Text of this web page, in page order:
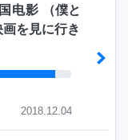
电影 （僕と
を見に行き
2018.12.04